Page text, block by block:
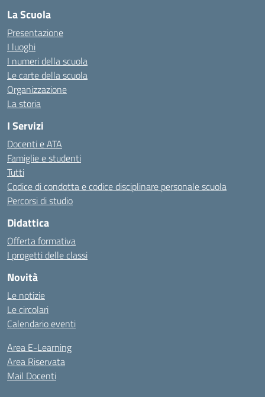
La Scuola
Presentazione
I luoghi
I numeri della scuola
Le carte della scuola
Organizzazione
La storia
I Servizi
Docenti e ATA
Famiglie e studenti
Tutti
Codice di condotta e codice disciplinare personale scuola
Percorsi di studio
Didattica
Offerta formativa
I progetti delle classi
Novità
Le notizie
Le circolari
Calendario eventi
Area E-Learning
Area Riservata
Mail Docenti